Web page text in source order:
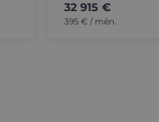
32 915 €
395 € / mēn.